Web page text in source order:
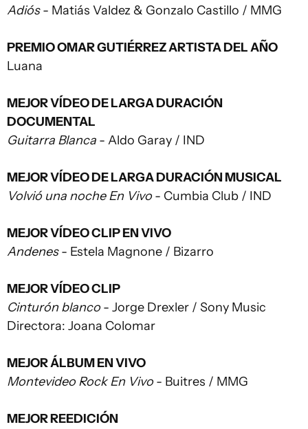
Adiós- Matiás Valdez & Gonzalo Castillo / MMG
PREMIO OMAR GUTIÉRREZ ARTISTA DEL AÑO
Luana
MEJOR VÍDEO DE LARGA DURACIÓN
DOCUMENTAL
Guitarra Blanca - Aldo Garay / IND
MEJOR VÍDEO DE LARGA DURACIÓN MUSICAL
Volvió una noche En Vivo - Cumbia Club / IND
MEJOR VÍDEO CLIP EN VIVO
Andenes- Estela Magnone / Bizarro
MEJOR VÍDEO CLIP
Cinturón blanco - Jorge Drexler / Sony Music
Directora: Joana Colomar
MEJOR ÁLBUM EN VIVO
Montevideo Rock En Vivo - Buitres / MMG
MEJOR REEDICIÓN